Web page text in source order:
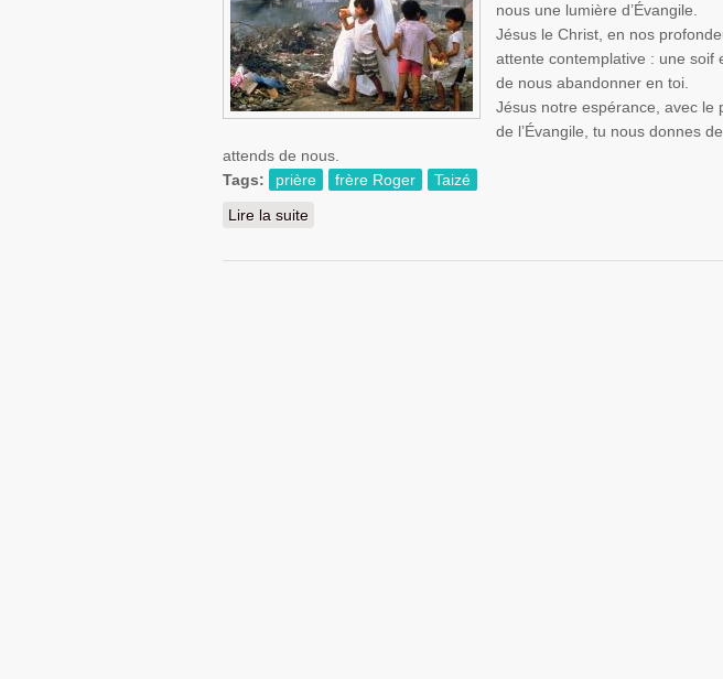
nous une lumière d’Évangile.
Jésus le Christ, en nos
attente contemplative : une soif
de nous abandonner en toi.
Jésus notre espérance, avec le
de l’Évangile, tu nous donnes
attends de nous.
Tags:
prière frère Roger
Taizé
Lire la suite